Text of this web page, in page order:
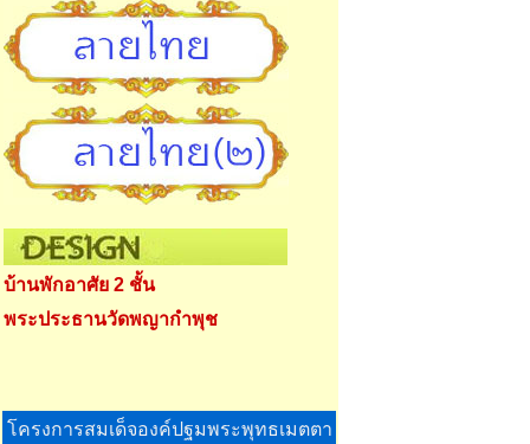
บ้านพักอาศัย 2 ชั้น
พระประธานวัดพญากำพุช
โครงการสมเด็จองค์ปฐมพระพุทธเมตตา